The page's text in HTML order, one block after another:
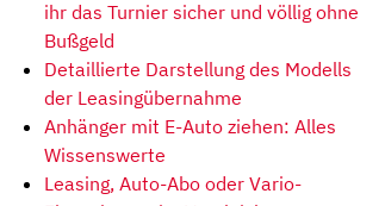
ihr das Turnier sicher und völlig ohne
Bußgeld
Detaillierte Darstellung des Modells
der Leasingübernahme
Anhänger mit E-Auto ziehen: Alles
Wissenswerte
Leasing, Auto-Abo oder Vario-